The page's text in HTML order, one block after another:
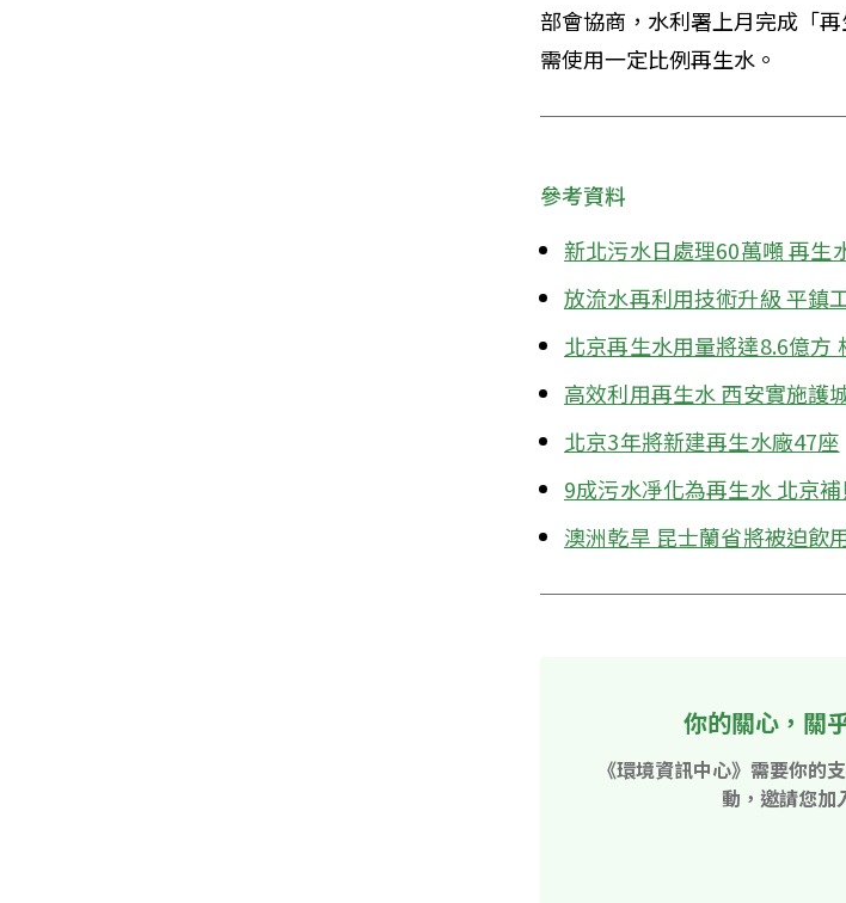
部會協商，水利署上月完成「
需使用一定比例再生水。
參考資料
新北污水日處理60萬噸 再生
放流水再利用技術升級 平鎮
北京再生水用量將達8.6億方
高效利用再生水 西安實施護
北京3年將新建再生水廠47座
9成污水凈化為再生水 北京
澳洲乾旱 昆士蘭省將被迫飲
你的關心，關
《環境資訊中心》需要你的
動，邀請您加